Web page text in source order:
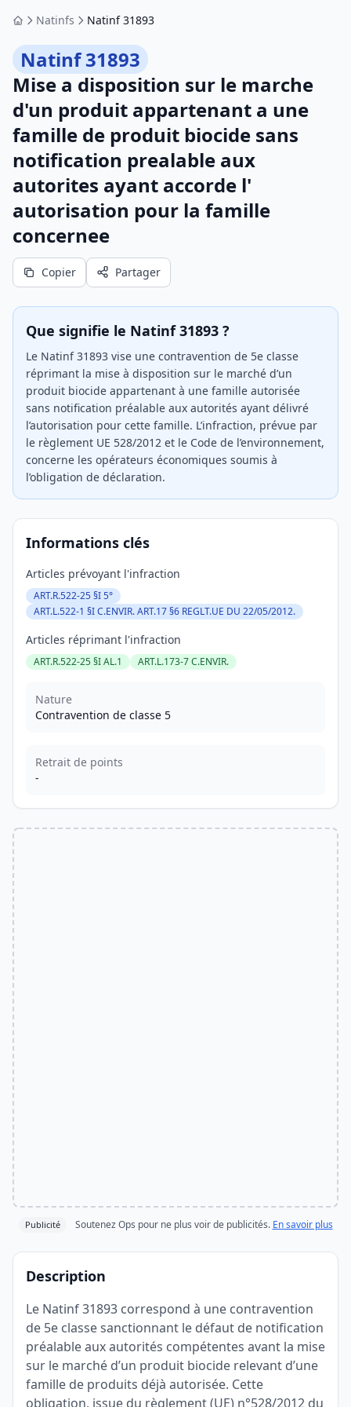
AccueilNatinfs Natinf 31893
Natinf 31893
Mise a disposition sur le marche
d'un produit appartenant a une
famille de produit biocide sans
notification prealable aux
autorites ayant accorde l'
autorisation pour la famille
concernee
Copier Partager
Que signifie le Natinf 31893 ?
Le Natinf 31893 vise une contravention de 5e classe
réprimant la mise à disposition sur le marché d’un
produit biocide appartenant à une famille autorisée
sans notification préalable aux autorités ayant délivré
l’autorisation pour cette famille. L’infraction, prévue par
le règlement UE 528/2012 et le Code de l’environnement,
concerne les opérateurs économiques soumis à
l’obligation de déclaration.
Informations clés
Articles prévoyant l'infraction
ART.R.522-25 §I 5°
ART.L.522-1 §I C.ENVIR. ART.17 §6 REGLT.UE DU 22/05/2012.
Articles réprimant l'infraction
ART.R.522-25 §I AL.1 ART.L.173-7 C.ENVIR.
Nature
Contravention de classe 5
Retrait de points
-
Publicité Soutenez Ops pour ne plus voir de publicités. En savoir plus
Description
Le Natinf 31893 correspond à une contravention
de 5e classe sanctionnant le défaut de notification
préalable aux autorités compétentes avant la mise
sur le marché d’un produit biocide relevant d’une
famille de produits déjà autorisée. Cette
obligation, issue du règlement (UE) n°528/2012 du